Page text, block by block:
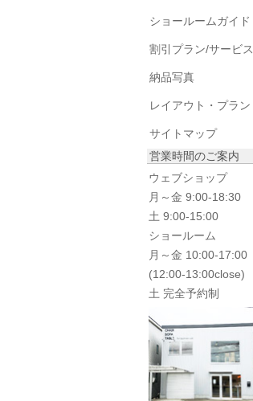
ショールームガイド
割引プラン/サービス
納品写真
レイアウト・プラン
サイトマップ
営業時間のご案内
ウェブショップ
月～金 9:00-18:30
土 9:00-15:00
ショールーム
月～金 10:00-17:00
(12:00-13:00close)
土 完全予約制